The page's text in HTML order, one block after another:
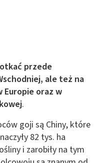
przede
ale też na
oraz w
.
goji są Chiny, które
82 tys. ha
i zarobiły na tym